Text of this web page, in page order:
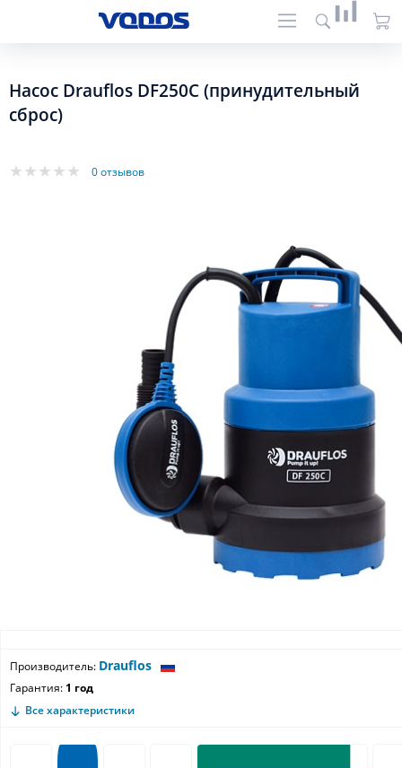
Насос Drauflos DF250C (принудительный
сброс)
0 отзывов
Производитель: Drauflos
Гарантия: 1 год
Все характеристики